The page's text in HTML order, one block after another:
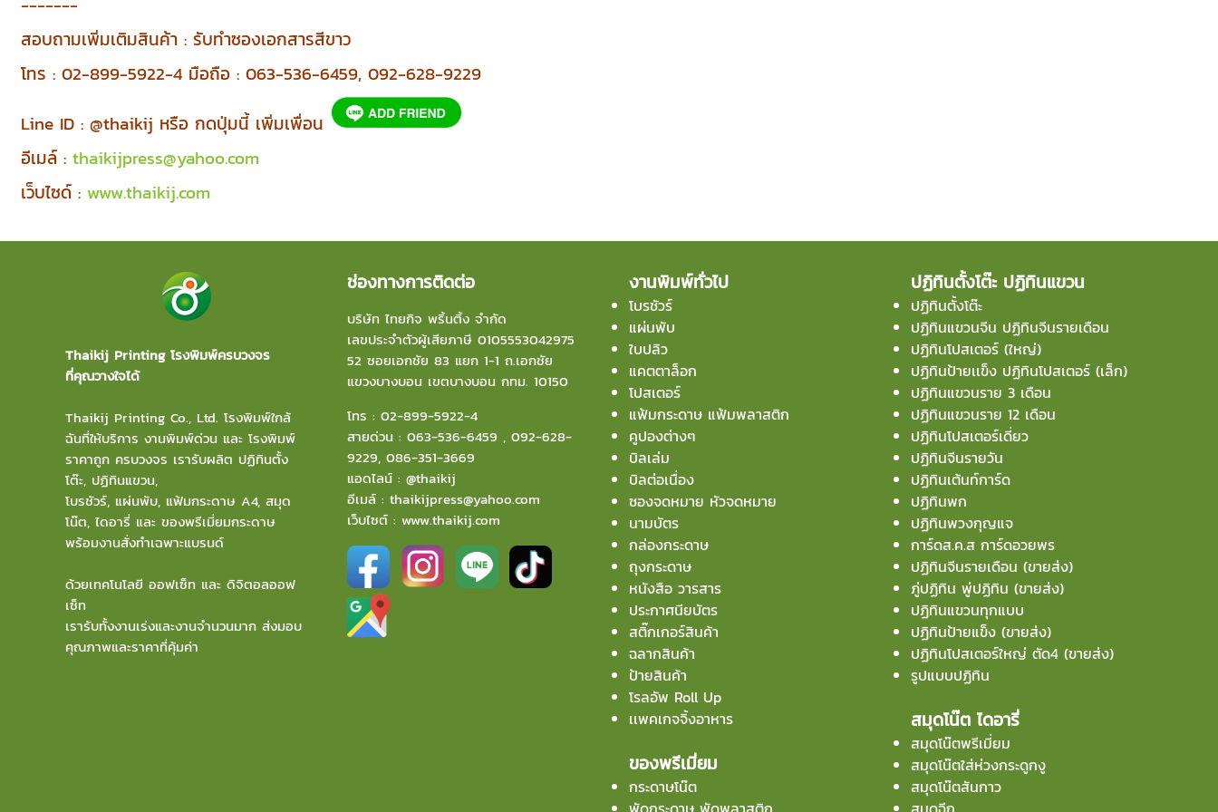
สอบถามเพิ่มเติมสินค้า : รับทำซองเอกสารสีขาว
โทร : 02-899-5922-4 มือถือ : 063-536-6459, 092-628-9229
Line ID : @thaikij หรือ กดปุ่มนี้ เพิ่มเพื่อน
อีเมล์ :thaikijpress@yahoo.com
เว็บไซด์ : www.thaikij.com
Thaikij Printing โรงพิมพ์ครบวงจร
ที่คุณวางใจได้
Thaikij Printing Co., Ltd.โรงพิมพ์ใกล้
ฉันที่ให้บริการ งานพิมพ์ด่วน และ โรงพิมพ์
ราคาถูก ครบวงจร เรารับผลิต ปฏิทินตั้ง
โต๊ะ, ปฏิทินแขวน,
โบรชัวร์, แผ่นพับ, แฟ้มกระดาษ A4, สมุด
โน๊ต, ไดอารี่ และ ของพรีเมี่ยมกระดาษ
พร้อมงานสั่งทำเฉพาะแบรนด์
ด้วยเทคโนโลยี ออฟเซ็ท และ ดิจิตอลออฟ
เซ็ท
เรารับทั้งงานเร่งและงานจำนวนมาก ส่งมอบ
คุณภาพและราคาที่คุ้มค่า
ช่องทางการติดต่อ
บริษัท ไทยกิจ พริ้นติ้ง จำกัด
เลขประจำตัวผู้เสียภาษี 0105553042975
52 ซอยเอกชัย 83 แยก 1-1 ถ.เอกชัย
แขวงบางบอน เขตบางบอน กทม. 10150
โทร :02-899-5922-4
สายด่วน :063-536-6459 ,092-628-
9229,086-351-3669
แอดไลน์ :@thaikij
อีเมล์ :thaikijpress@yahoo.com
เว็บไซต์ :www.thaikij.com
งานพิมพ์ทั่วไป
โบรชัวร์
แผ่นพับ
ใบปลิว
แคตตาล็อก
โปสเตอร์
แฟ้มกระดาษ แฟ้มพลาสติก
คูปองต่างๆ
บิลเล่ม
บิลต่อเนื่อง
ซองจดหมาย หัวจดหมาย
นามบัตร
กล่องกระดาษ
ถุงกระดาษ
หนังสือ วารสาร
ประกาศนียบัตร
สติ๊กเกอร์สินค้า
ฉลากสินค้า
ป้ายสินค้า
โรลอัพ Roll Up
เเพคเกจจิ้งอาหาร
ของพรีเมี่ยม
กระดาษโน๊ต
ปฏิทินตั้งโต๊ะ ปฏิทินแขวน
ปฏิทินตั้งโต๊ะ
ปฏิทินแขวนจีน ปฏิทินจีนรายเดือน
ปฏิทินโปสเตอร์ (ใหญ่)
ปฏิทินป้ายเเข็ง ปฏิทินโปสเตอร์ (เล็ก)
ปฏิทินแขวนราย 3 เดือน
ปฏิทินแขวนราย 12 เดือน
ปฏิทินโปสเตอร์เดี่ยว
ปฏิทินจีนรายวัน
ปฏิทินเต้นท์การ์ด
ปฏิทินพก
ปฏิทินพวงกุญแจ
การ์ดส.ค.ส การ์ดอวยพร
ปฏิทินจีนรายเดือน (ขายส่ง)
ภู่ปฏิทิน พู่ปฏิทิน (ขายส่ง)
ปฏิทินแขวนทุกแบบ
ปฏิทินป้ายแข็ง (ขายส่ง)
ปฏิทินโปสเตอร์ใหญ่ ตัด4 (ขายส่ง)
รูปแบบปฏิทิน
สมุดโน๊ต ไดอารี่
สมุดโน๊ตพรีเมี่ยม
สมุดโน๊ตใส่ห่วงกระดูกงู
สมุดโน๊ตสันกาว